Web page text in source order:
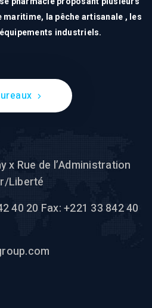
la pêche artisanale , les
industriels.
x Rue de l’Administration
Liberté
40 20 Fax: +221 33 842 40